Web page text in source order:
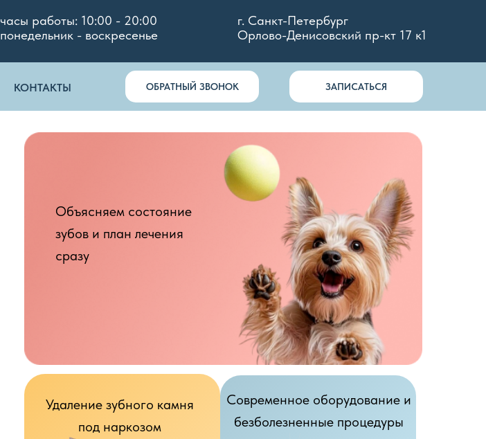
КОНТАКТЫ
г. Санкт-Петербург
Орлово-Денисовский пр-кт 17 к1
часы работы: 10:00 - 20:00
понедельник - воскресенье
ОБРАТНЫЙ ЗВОНОК ЗАПИСАТЬСЯ
Удаление зубного камня
под наркозом
Современное оборудование и
безболезненные процедуры
Объясняем состояние
зубов и план лечения
сразу